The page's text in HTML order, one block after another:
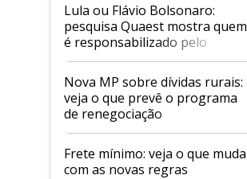
Lula ou Flávio Bolsonaro:
pesquisa Quaest mostra quem
é responsabilizado pelo
tarifaço dos EUA
Nova MP sobre dívidas rurais:
veja o que prevê o programa
de renegociação
Frete mínimo: veja o que muda
com as novas regras